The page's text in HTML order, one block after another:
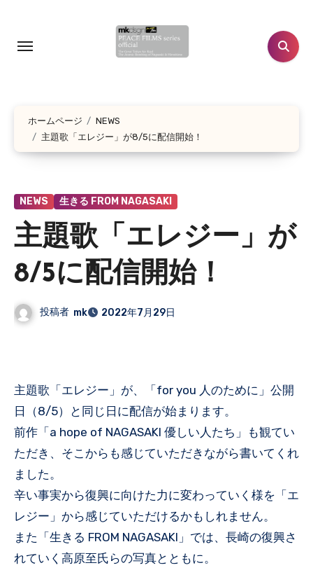
ホームページ
NEWS
主題歌「エレジー」が8/5に配信開始！
NEWS 生きる FROM NAGASAKI
主題歌「エレジー」が
8/5に配信開始！
投稿者 mk 2022年7月29日
主題歌「エレジー」が、「for you 人のために」公開
日（8/5）と同じ日に配信が始まります。
前作「a hope of NAGASAKI 優しい人たち」も観てい
ただき、そこからも感じていただきながら書いてくれ
ました。
辛い事実から復興に向けた力に変わっていく様を「エ
レジー」から感じていただけるかもしれません。
また「生きる FROM NAGASAKI」では、長崎の復興さ
れていく高原至氏らの写真とともに。